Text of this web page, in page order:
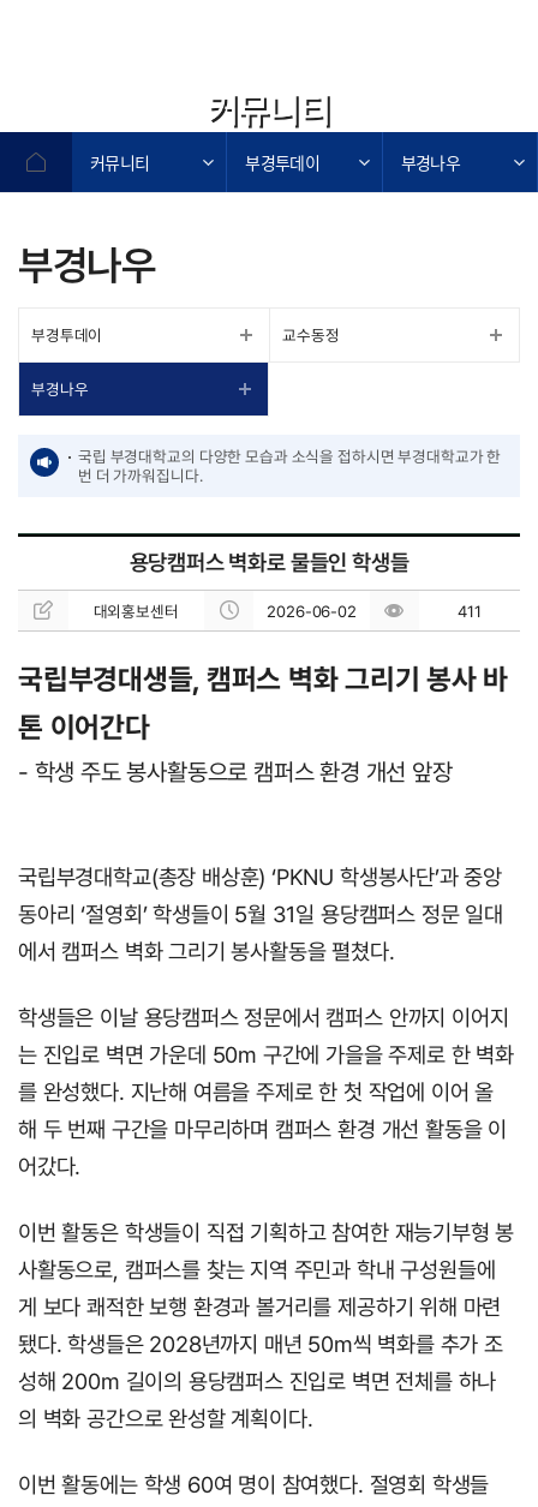
커뮤니티
커뮤니티 부경투데이 부경나우
부경나우
부경투데이 교수동정
부경나우
국립 부경대학교의 다양한 모습과 소식을 접하시면 부경대학교가 한
번 더 가까워집니다.
용당캠퍼스 벽화로 물들인 학생들
대외홍보센터 2026-06-02 411
국립부경대생들, 캠퍼스 벽화 그리기 봉사 바
톤 이어간다
- 학생 주도 봉사활동으로 캠퍼스 환경 개선 앞장
국립부경대학교(총장 배상훈) ‘PKNU 학생봉사단’과 중앙
동아리 ‘절영회’ 학생들이 5월 31일 용당캠퍼스 정문 일대
에서 캠퍼스 벽화 그리기 봉사활동을 펼쳤다.
학생들은 이날 용당캠퍼스 정문에서 캠퍼스 안까지 이어지
는 진입로 벽면 가운데 50m 구간에 가을을 주제로 한 벽화
를 완성했다. 지난해 여름을 주제로 한 첫 작업에 이어 올
해 두 번째 구간을 마무리하며 캠퍼스 환경 개선 활동을 이
어갔다.
이번 활동은 학생들이 직접 기획하고 참여한 재능기부형 봉
사활동으로, 캠퍼스를 찾는 지역 주민과 학내 구성원들에
게 보다 쾌적한 보행 환경과 볼거리를 제공하기 위해 마련
됐다. 학생들은 2028년까지 매년 50m씩 벽화를 추가 조
성해 200m 길이의 용당캠퍼스 진입로 벽면 전체를 하나
의 벽화 공간으로 완성할 계획이다.
이번 활동에는 학생 60여 명이 참여했다. 절영회 학생들